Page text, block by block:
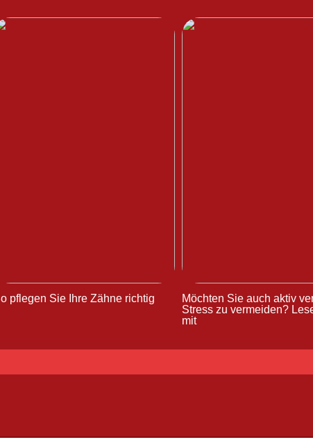
pflegen Sie Ihre Zähne richtig
Möchten Sie auch aktiv
Stress zu vermeiden?
mit